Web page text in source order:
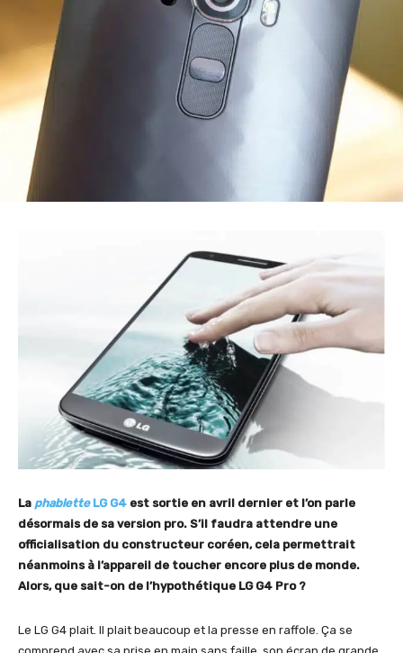
La phabletteLG G4 est sortie en avril dernier et l’on parle
désormais de sa version pro. S’il faudra attendre une
officialisation du constructeur coréen, cela permettrait
néanmoins à l’appareil de toucher encore plus de monde.
Alors, que sait-on de l’hypothétique LG G4 Pro ?
Le LG G4 plait. Il plait beaucoup et la presse en raffole. Ça se